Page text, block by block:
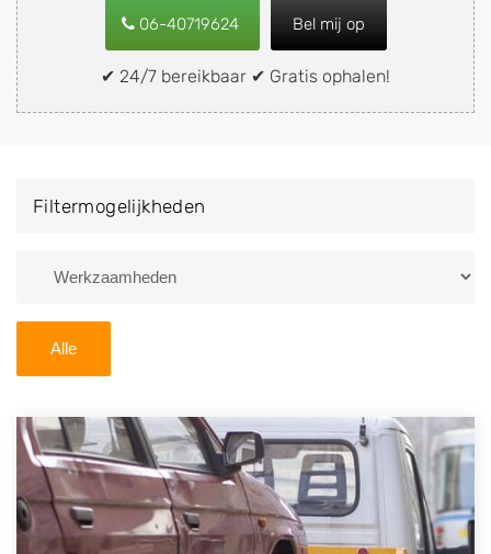
06-40719624 Bel mij op
✔ 24/7 bereikbaar ✔ Gratis ophalen!
uw auto, camper, vrachtwagen, motor of brommobiel
snel en eenvoudig verkopen aan een
demontagebedrijf in de buurt, deze zelf wegbrengen
naar de sloop of deze liever laten ophalen op een
van Ten Boer en ontvang een vergoeding voor uw
Zoekt u liever naar een sloperij in een andere plaats of
U kunt er ook voor kiezen om direct uw sloopauto te
verkopen en op te laten halen door de Sloopauto
Ophaaldienst van Autosloperijen.nl. Wij kunnen uw
auto gratis ophalen in Ten Boer. Neem telefonisch
contact op of maak een terugbelafspraak. Wilt u
Filtermogelijkheden
Alle